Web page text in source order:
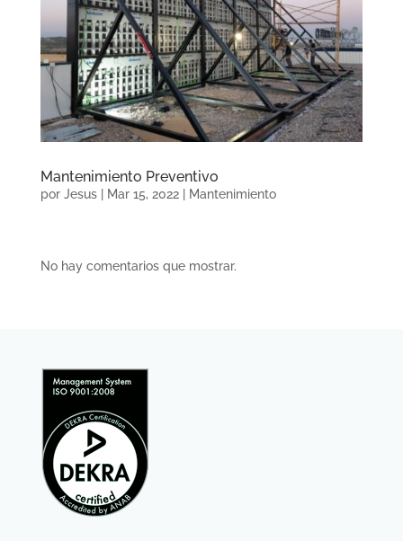
Mantenimiento Preventivo
por Jesus| Mar 15, 2022| Mantenimiento
No hay comentarios que mostrar.